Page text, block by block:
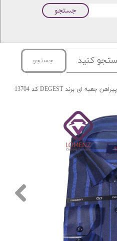
جستجو
پیراهن جعبه ای برند DEGEST کد 13704
جستجو